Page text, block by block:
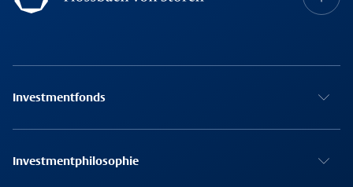
Investmentfonds
Investmentphilosophie